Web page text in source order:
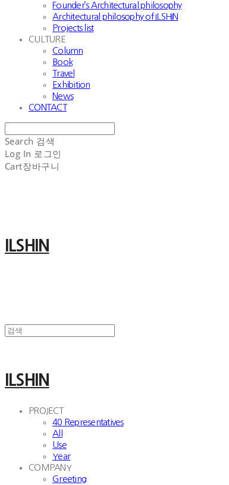
Founder’s Architectural philosophy
Architectural philosophy of ILSHIN
Projects list
CULTURE
Column
Book
Travel
Exhibition
News
CONTACT
Search 검색
Log In 로그인
Cart장바구니
ILSHIN
ILSHIN
PROJECT
40 Representatives
All
Use
Year
COMPANY
Greeting